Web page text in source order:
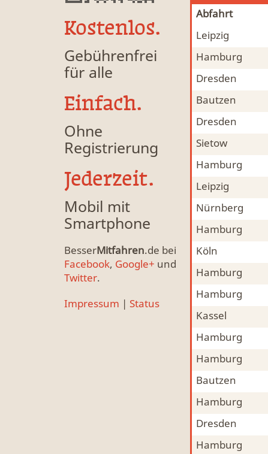
Kostenlos.
Gebührenfrei
für alle
Einfach.
Ohne
Registrierung
Jederzeit.
Mobil mit
Smartphone
BesserMitfahren.de bei
Facebook, Google+ und
Twitter.
Impressum | Status
Abfahrt
Leipzig
Mitfahrgelegenheit & Fahrgemeinschaft
MFG
Hamburg
Mitfahrgelegenheit & Fahrgemeinschaft
MFG
Dresden
Mitfahrgelegenheit & Fahrgemeinschaft
MFG
Bautzen
Mitfahrgelegenheit & Fahrgemeinschaft
MFG
Dresden
Mitfahrgelegenheit & Fahrgemeinschaft
MFG
Sietow
Mitfahrgelegenheit & Fahrgemeinschaft
MFG
Hamburg
Mitfahrgelegenheit & Fahrgemeinschaft
Leipzig
Bahnmitfahrgelegenheit, Mitfahrgelegenheit
MFG
Nürnberg
Mitfahrgelegenheit & Fahrgemeinschaft
MFG
Hamburg
Mitfahrgelegenheit & Fahrgemeinschaft
MFG
Köln
Bahnmitfahrgelegenheit, Mitfahrgelegenheit
MFG
Hamburg
Mitfahrgelegenheit & Fahrgemeinschaft
MFG
Hamburg
Mitfahrgelegenheit & Fahrgemeinschaft
Kassel
Mitfahrgelegenheit & Fahrgemeinschaft
Hamburg
Mitfahrgelegenheit & Fahrgemeinschaft
Hamburg
Mitfahrgelegenheit & Fahrgemeinschaft
Bautzen
Mitfahrgelegenheit & Fahrgemeinschaft
Hamburg
Mitfahrgelegenheit & Fahrgemeinschaft
Dresden
Mitfahrgelegenheit & Fahrgemeinschaft
Hamburg
Mitfahrgelegenheit & Fahrgemeinschaft